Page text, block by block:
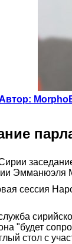
Эмманюэля
сессия
"будет
стол с